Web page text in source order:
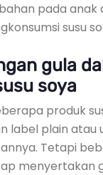
pada anak
susu
gula
soya
produk
label plain atau
Tetapi
menyertakan